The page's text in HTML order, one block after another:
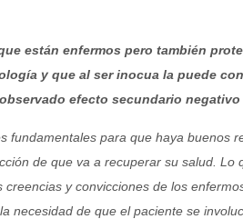
están enfermos pero también
y que al ser inocua la puede
efecto secundario negativo
fundamentales para que haya buenos
de que va a recuperar su salud. Lo
y convicciones de los
necesidad de que el paciente se